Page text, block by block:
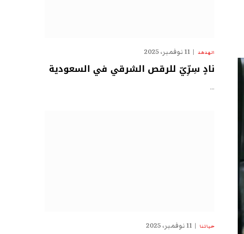
الهدهد 11 نوفمبر، 2025
نادٍ سِرِّيّ للرقص الشرقي في السعودية
…
حياتنا 11 نوفمبر، 2025